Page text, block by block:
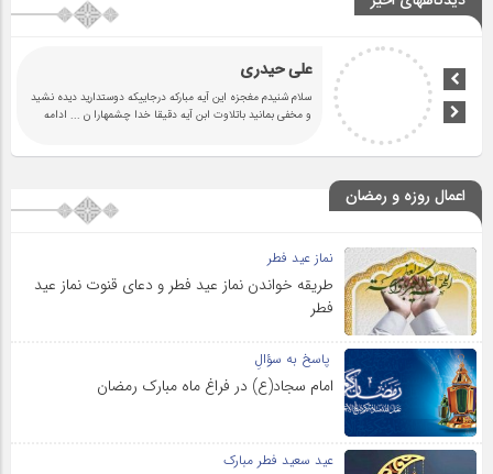
علی حیدری
سلام شنیدم مغجزه این آیه مبارکه درجاییکه دوستدارید دیده نشید
و مخفی بمانید باتلاوت ابن آیه دقیقا خدا چشمهارا ن ... ادامه
اعمال روزه و رمضان
نماز عید فطر
طریقه خواندن نماز عید فطر و دعای قنوت نماز عید
فطر
پاسخ به سؤالِ
امام سجاد(ع) در فراغ ماه مبارک رمضان
عید سعید فطر مبارک